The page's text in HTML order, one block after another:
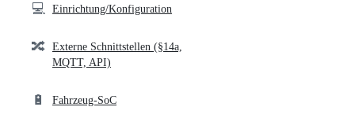
💻 Einrichtung/Konfiguration
🔀 Externe Schnittstellen (§14a,
MQTT, API)
🔋 Fahrzeug-SoC